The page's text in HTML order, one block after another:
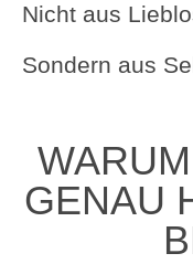
Nicht aus
Sondern aus
GENAU